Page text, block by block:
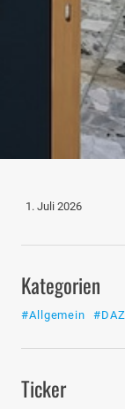
1. Juli 2026
Kategorien
#Allgemein #DAZ
Ticker